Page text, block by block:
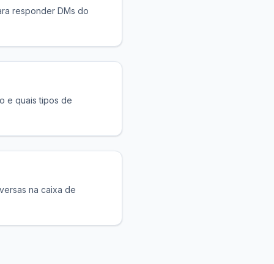
responder DMs do
e quais tipos de
na caixa de